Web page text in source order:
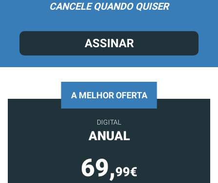
CANCELE QUANDO QUISER
ASSINAR
A MELHOR OFERTA
DIGITAL
ANUAL
69,99€